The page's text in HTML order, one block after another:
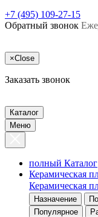
+7 (495) 109-27-15
Обратный звонок
×Close
Заказать звонок
Каталог
Меню
полный Каталог
Керамическая
Керамическая
Назначение
Популярное